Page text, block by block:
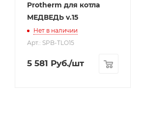
Protherm для котла
МЕДВЕДЬ v.15
Нет в наличии
Арт.: SPB-TLO15
5 581 Руб./шт